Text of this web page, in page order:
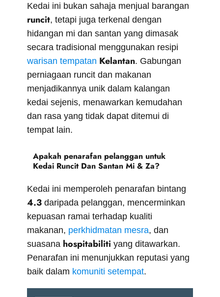
Kedai ini bukan sahaja menjual barangan
runcit, tetapi juga terkenal dengan
hidangan mi dan santan yang dimasak
secara tradisional menggunakan resipi
warisan tempatan Kelantan. Gabungan
perniagaan runcit dan makanan
menjadikannya unik dalam kalangan
kedai sejenis, menawarkan kemudahan
dan rasa yang tidak dapat ditemui di
tempat lain.
Apakah penarafan pelanggan untuk
Kedai Runcit Dan Santan Mi & Za?
Kedai ini memperoleh penarafan bintang
4.3 daripada pelanggan, mencerminkan
kepuasan ramai terhadap kualiti
makanan, perkhidmatan mesra, dan
suasana hospitabiliti yang ditawarkan.
Penarafan ini menunjukkan reputasi yang
baik dalam komuniti setempat.